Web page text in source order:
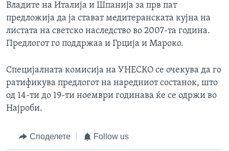
Владите на Италија и Шпанија за прв пат
предложија да ја стават медитеранската кујна на
листата на светско наследство во 2007-та година.
Предлогот го поддржаа и Грција и Мароко.
Специјалната комисија на УНЕСКО се очекува да го
ратификува предлогот на наредниот состанок, што
од 14-ти до 19-ти ноември годинава ќе се одржи во
Најроби.
Споделете Follow us